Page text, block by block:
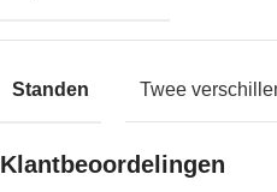
Standen Twee
Klantbeoordelingen